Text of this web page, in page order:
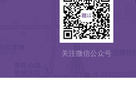
关注微信公众号